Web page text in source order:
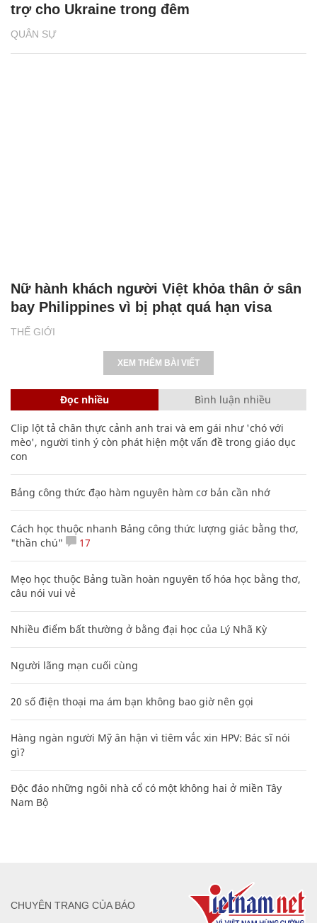
QUÂN SỰ
trợ cho Ukraine trong đêm
THẾ GIỚI
Nữ hành khách người Việt khỏa thân ở sân
bay Philippines vì bị phạt quá hạn visa
XEM THÊM BÀI VIẾT
Đọc nhiều Bình luận nhiều
Clip lột tả chân thực cảnh anh trai và em gái như 'chó với
mèo', người tinh ý còn phát hiện một vấn đề trong giáo dục
con
Bảng công thức đạo hàm nguyên hàm cơ bản cần nhớ
Cách học thuộc nhanh Bảng công thức lượng giác bằng thơ,
"thần chú"
17
Mẹo học thuộc Bảng tuần hoàn nguyên tố hóa học bằng thơ,
câu nói vui vẻ
Nhiều điểm bất thường ở bằng đại học của Lý Nhã Kỳ
Người lãng mạn cuối cùng
20 số điện thoại ma ám bạn không bao giờ nên gọi
Hàng ngàn người Mỹ ân hận vì tiêm vắc xin HPV: Bác sĩ nói
gì?
Độc đáo những ngôi nhà cổ có một không hai ở miền Tây
Nam Bộ
CHUYÊN TRANG CỦA BÁO